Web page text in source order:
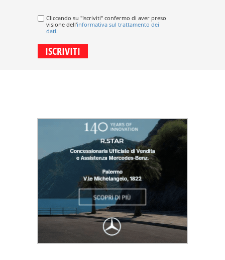
Cliccando su "Iscriviti" confermo di aver preso
visione dell'informativa sul trattamento dei
dati.